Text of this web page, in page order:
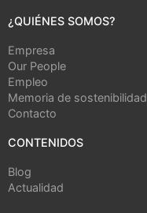
¿QUIÉNES SOMOS?
Empresa
Our People
Empleo
Memoria de sostenibilidad
Contacto
CONTENIDOS
Blog
Actualidad